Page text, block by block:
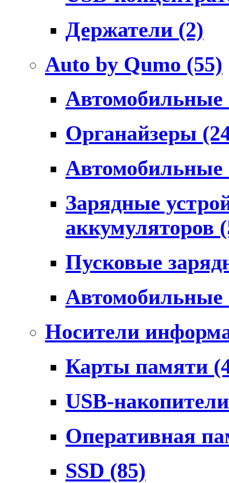
Держатели (2)
Auto by Qumo (55)
Органайзеры
Зарядные
аккумуляторов
Пусковые
Носители
Карты памяти
USB-
Оперативная
SSD (85)